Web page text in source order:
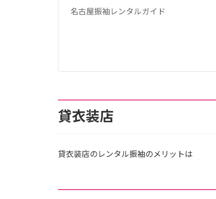
名古屋振袖レンタルガイド
貸衣装店
貸衣装店のレンタル振袖のメリットは